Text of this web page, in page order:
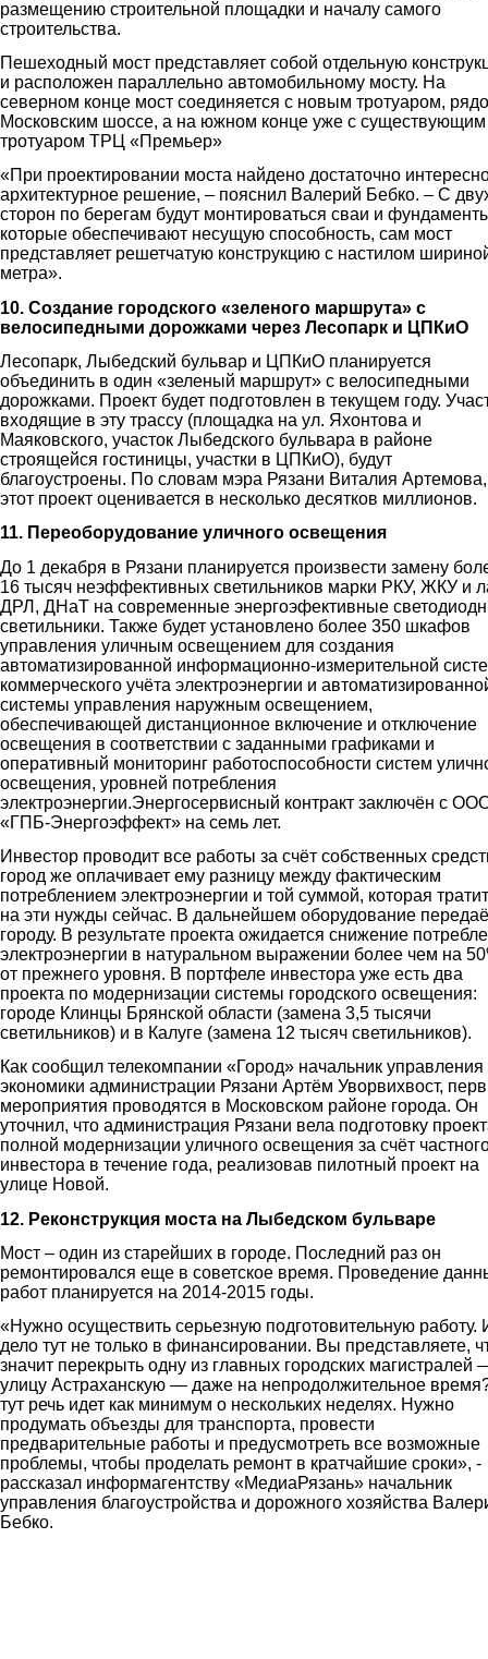
размещению строительной площадки и началу самого
строительства.
Пешеходный мост представляет собой отдельную
и расположен параллельно автомобильному мосту. На
северном конце мост соединяется с новым тротуаром,
Московским шоссе, а на южном конце уже с существующим
тротуаром ТРЦ «Премьер»
«При проектировании моста найдено достаточно
архитектурное решение, – пояснил Валерий Бебко. – С
сторон по берегам будут монтироваться сваи и
которые обеспечивают несущую способность, сам мост
представляет решетчатую конструкцию с настилом
метра».
10. Создание городского «зеленого маршрута» с
велосипедными дорожками через Лесопарк и ЦПКиО
Лесопарк, Лыбедский бульвар и ЦПКиО планируется
объединить в один «зеленый маршрут» с велосипедными
дорожками. Проект будет подготовлен в текущем году.
входящие в эту трассу (площадка на ул. Яхонтова и
Маяковского, участок Лыбедского бульвара в районе
строящейся гостиницы, участки в ЦПКиО), будут
благоустроены. По словам мэра Рязани Виталия Артемова,
этот проект оценивается в несколько десятков миллионов.
11. Переоборудование уличного освещения
До 1 декабря в Рязани планируется произвести замену
16 тысяч неэффективных светильников марки РКУ, ЖКУ и
ДРЛ, ДНаТ на современные энергоэфективные
светильники. Также будет установлено более 350 шкафов
управления уличным освещением для создания
автоматизированной информационно-измерительной
коммерческого учёта электроэнергии и
системы управления наружным освещением,
обеспечивающей дистанционное включение и отключение
освещения в соответствии с заданными графиками и
оперативный мониторинг работоспособности систем
освещения, уровней потребления
электроэнергии.Энергосервисный контракт заключён с
«ГПБ-Энергоэффект» на семь лет.
Инвестор проводит все работы за счёт собственных
город же оплачивает ему разницу между фактическим
потреблением электроэнергии и той суммой, которая
на эти нужды сейчас. В дальнейшем оборудование
городу. В результате проекта ожидается снижение
электроэнергии в натуральном выражении более чем на
от прежнего уровня. В портфеле инвестора уже есть два
проекта по модернизации системы городского освещения:
городе Клинцы Брянской области (замена 3,5 тысячи
светильников) и в Калуге (замена 12 тысяч светильников).
Как сообщил телекомпании «Город» начальник управления
экономики администрации Рязани Артём Уворвихвост,
мероприятия проводятся в Московском районе города. Он
уточнил, что администрация Рязани вела подготовку
полной модернизации уличного освещения за счёт
инвестора в течение года, реализовав пилотный проект на
улице Новой.
12. Реконструкция моста на Лыбедском бульваре
Мост – один из старейших в городе. Последний раз он
ремонтировался еще в советское время. Проведение
работ планируется на 2014-2015 годы.
«Нужно осуществить серьезную подготовительную работу.
дело тут не только в финансировании. Вы представляете,
значит перекрыть одну из главных городских магистралей
улицу Астраханскую — даже на непродолжительное
тут речь идет как минимум о нескольких неделях. Нужно
продумать объезды для транспорта, провести
предварительные работы и предусмотреть все возможные
проблемы, чтобы проделать ремонт в кратчайшие сроки», -
рассказал информагентству «МедиаРязань» начальник
управления благоустройства и дорожного хозяйства
Бебко.